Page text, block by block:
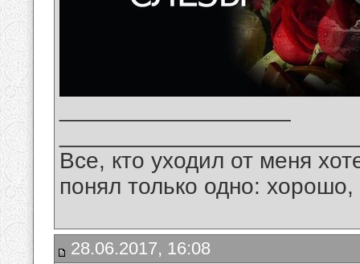
Все, кто уходил от меня
понял только одно:
28.06.2017, 16:08